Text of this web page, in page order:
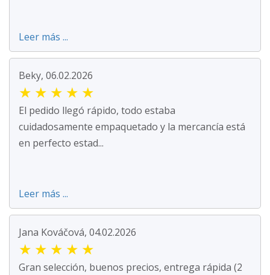
Leer más ...
Beky, 06.02.2026
★ ★ ★ ★ ★
El pedido llegó rápido, todo estaba
cuidadosamente empaquetado y la mercancía está
en perfecto estad...
Leer más ...
Jana Kováčová, 04.02.2026
★ ★ ★ ★ ★
Gran selección, buenos precios, entrega rápida (2